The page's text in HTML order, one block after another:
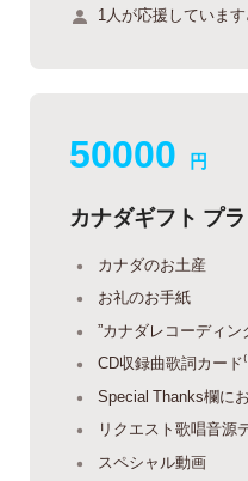
1人が応援しています
50000 円
カナダギフト プ
カナダのお土産
お礼のお手紙
”カナダレコーディ
CD収録曲歌詞カード
Special Thanks欄に
リクエスト歌唱音源
スペシャル動画